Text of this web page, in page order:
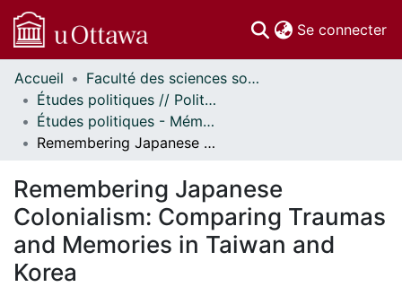
Se connecter
Communautés
et collections
Parcourir
Statistiques
À propos
Accueil
Faculté des sciences sociales // Faculty of Social Sciences
Études politiques // Political Studies
Études politiques - Mémoires // Political Studies - Research Papers
Remembering Japanese Colonialism: Comparing Traumas and Memories in Taiwan and Korea
Remembering Japanese
Colonialism: Comparing Traumas
and Memories in Taiwan and
Korea